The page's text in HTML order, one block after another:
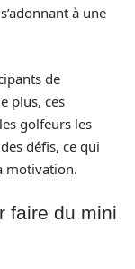
à une
de
plus, ces
golfeurs les
défis, ce qui
motivation.
faire du mini